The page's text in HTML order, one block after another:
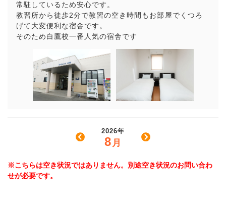
常駐しているため安心です。
教習所から徒歩2分で教習の空き時間もお部屋でくつろ
げて大変便利な宿舎です。
そのため白鷹校一番人気の宿舎です
2026年
8 月
※こちらは空き状況ではありません。別途空き状況のお問い合わ
せが必要です。